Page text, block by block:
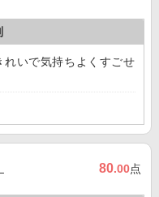
いで気持ちよくすごせ
80.00点